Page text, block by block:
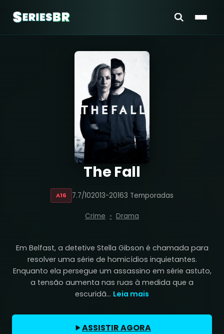
The Fall
A16 7.7/102013-20163 Temporadas
Crime Drama
Em Belfast, a detetive Stella Gibson é chamada para
resolver uma série de homicídios inquietantes.
Enquanto ela persegue um assassino em série astuto,
a tensão aumenta nas ruas à medida que a
escuridã... Leia mais
ASSISTIR AGORA